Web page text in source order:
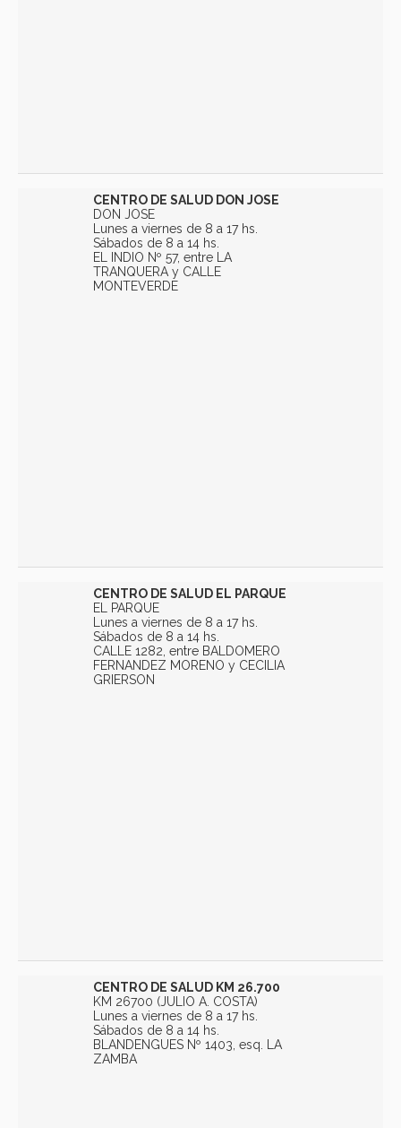
CENTRO DE SALUD DON JOSE
DON JOSE
Lunes a viernes de 8 a 17 hs.
Sábados de 8 a 14 hs.
EL INDIO Nº 57, entre LA
TRANQUERA y CALLE
MONTEVERDE
CENTRO DE SALUD EL PARQUE
EL PARQUE
Lunes a viernes de 8 a 17 hs.
Sábados de 8 a 14 hs.
CALLE 1282, entre BALDOMERO
FERNANDEZ MORENO y CECILIA
GRIERSON
CENTRO DE SALUD KM 26.700
KM 26700 (JULIO A. COSTA)
Lunes a viernes de 8 a 17 hs.
Sábados de 8 a 14 hs.
BLANDENGUES Nº 1403, esq. LA
ZAMBA